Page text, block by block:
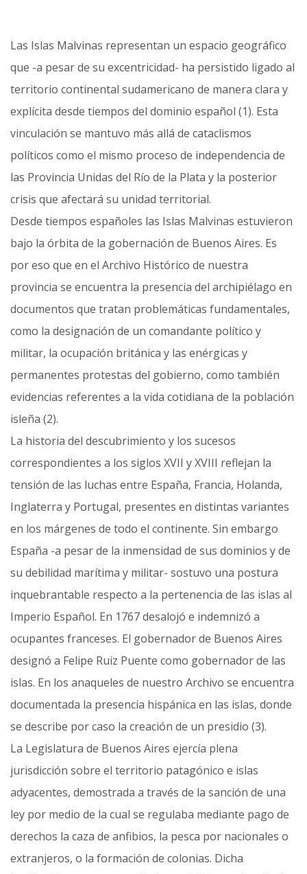
Las Islas Malvinas representan un espacio geográfico
que -a pesar de su excentricidad- ha persistido ligado al
territorio continental sudamericano de manera clara y
explícita desde tiempos del dominio español (1). Esta
vinculación se mantuvo más allá de cataclismos
políticos como el mismo proceso de independencia de
las Provincia Unidas del Río de la Plata y la posterior
crisis que afectará su unidad territorial.
Desde tiempos españoles las Islas Malvinas estuvieron
bajo la órbita de la gobernación de Buenos Aires. Es
por eso que en el Archivo Histórico de nuestra
provincia se encuentra la presencia del archipiélago en
documentos que tratan problemáticas fundamentales,
como la designación de un comandante político y
militar, la ocupación británica y las enérgicas y
permanentes protestas del gobierno, como también
evidencias referentes a la vida cotidiana de la población
isleña (2).
La historia del descubrimiento y los sucesos
correspondientes a los siglos XVII y XVIII reflejan la
tensión de las luchas entre España, Francia, Holanda,
Inglaterra y Portugal, presentes en distintas variantes
en los márgenes de todo el continente. Sin embargo
España -a pesar de la inmensidad de sus dominios y de
su debilidad marítima y militar- sostuvo una postura
inquebrantable respecto a la pertenencia de las islas al
Imperio Español. En 1767 desalojó e indemnizó a
ocupantes franceses. El gobernador de Buenos Aires
designó a Felipe Ruiz Puente como gobernador de las
islas. En los anaqueles de nuestro Archivo se encuentra
documentada la presencia hispánica en las islas, donde
se describe por caso la creación de un presidio (3).
La Legislatura de Buenos Aires ejercía plena
jurisdicción sobre el territorio patagónico e islas
adyacentes, demostrada a través de la sanción de una
ley por medio de la cual se regulaba mediante pago de
derechos la caza de anfibios, la pesca por nacionales o
extranjeros, o la formación de colonias. Dicha